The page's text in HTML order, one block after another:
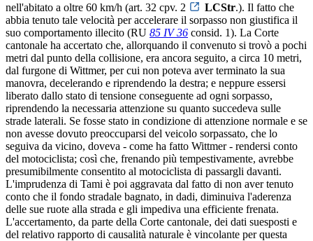
nell'abitato a oltre 60 km/h (art. 32 cpv. 2
LCStr.). Il fatto che
abbia tenuto tale velocità per accelerare il sorpasso non giustifica il
suo comportamento illecito (RU 85 IV 36 consid. 1). La Corte
cantonale ha accertato che, allorquando il convenuto si trovò a pochi
metri dal punto della collisione, era ancora seguito, a circa 10 metri,
dal furgone di Wittmer, per cui non poteva aver terminato la sua
manovra, decelerando e riprendendo la destra; e neppure essersi
liberato dallo stato di tensione conseguente ad ogni sorpasso,
riprendendo la necessaria attenzione su quanto succedeva sulle
strade laterali. Se fosse stato in condizione di attenzione normale e se
non avesse dovuto preoccuparsi del veicolo sorpassato, che lo
seguiva da vicino, doveva - come ha fatto Wittmer - rendersi conto
del motociclista; così che, frenando più tempestivamente, avrebbe
presumibilmente consentito al motociclista di passargli davanti.
L'imprudenza di Tami è poi aggravata dal fatto di non aver tenuto
conto che il fondo stradale bagnato, in dadi, diminuiva l'aderenza
delle sue ruote alla strada e gli impediva una efficiente frenata.
L'accertamento, da parte della Corte cantonale, dei dati suesposti e
del relativo rapporto di causalità naturale è vincolante per questa